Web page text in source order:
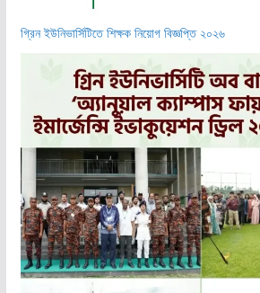
গ্রিন ইউনিভার্সিটিতে শিক্ষক নিয়োগ বিজ্ঞপ্তি ২০২৬